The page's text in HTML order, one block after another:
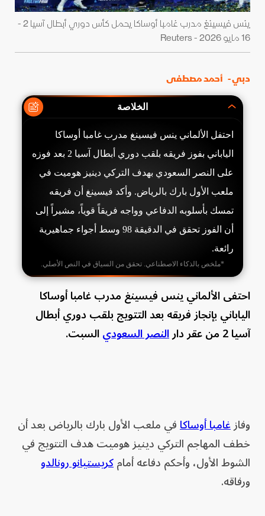
ينس فيسينغ مدرب غامبا أوساكا يحمل كأس دوري أبطال آسيا 2 -
16 مايو 2026 - Reuters
دبي - أحمد مصطفى
الخلاصة
احتفل الألماني ينس فيسينغ مدرب غامبا أوساكا
الياباني بفوز فريقه بلقب دوري أبطال آسيا 2 بعد فوزه
على النصر السعودي بهدف التركي دينيز هوميت في
ملعب الأول بارك بالرياض. وأكد فيسينغ أن فريقه
تمسك بأسلوبه الدفاعي وواجه فريقاً قوياً، مشيراً إلى
أن الفوز تحقق في الدقيقة 98 وسط أجواء جماهيرية
رائعة.
*ملخص بالذكاء الاصطناعي. تحقق من السياق في النص الأصلي.
احتفى الألماني ينس فيسينغ مدرب غامبا أوساكا
الياباني بإنجاز فريقه بعد التتويج بلقب دوري أبطال
آسيا 2 من عقر دار
النصر السعوديالسبت.
وفازغامبا أوساكافي ملعب الأول بارك بالرياض بعد أن
خطف المهاجم التركي دينيز هوميت هدف التتويج في
الشوط الأول، وأحكم دفاعه أمامكريستيانو رونالدو
ورفاقه.